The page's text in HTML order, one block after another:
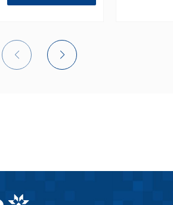
списком файлов cookie